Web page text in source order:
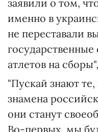
заявили о том,
именно в
не переставали
атлетов на
"Пускай знают
знамена
они станут
Во-первых, мы